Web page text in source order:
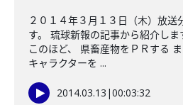
２０１４年３月１３日（木）放送
す。 琉球新報の記事から紹介し
このほど、 県畜産物をＰＲする
キャラクターを ...
2014.03.13 |00:03:32